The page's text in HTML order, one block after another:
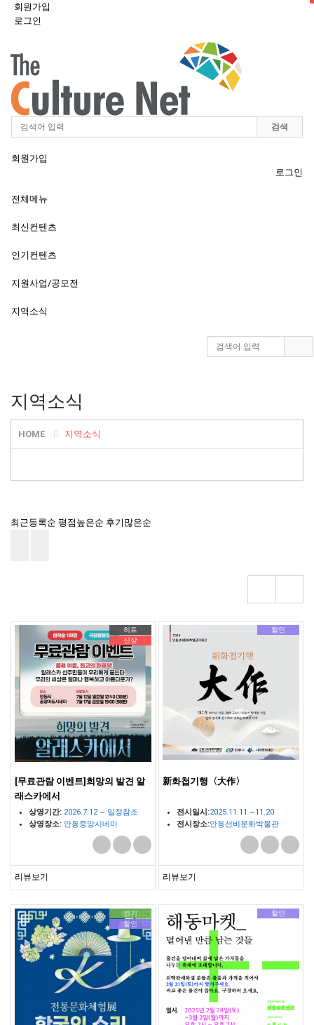
회원가입
로그인
검색
회원가입
로그인
전체메뉴
최신컨텐츠
인기컨텐츠
지원사업/공모전
지역소식
지역소식
HOME 지역소식
최근등록순 평점높은순 후기많은순
히트
신상
[무료관람 이벤트]희망의 발견 알
래스카에서
상영기간: 2026.7.12 ~ 일정참조
상영장소: 안동중앙시네마
리뷰보기
할인
新화첩기행〈大作〉
전시일시:2025.11.11 ~11.20
전시장소:안동선비문화박물관
리뷰보기
인기
할인
할인